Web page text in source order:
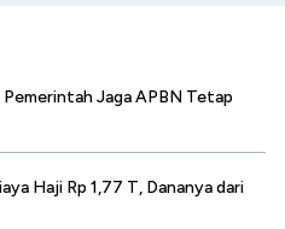
Jaga APBN Tetap
Haji Rp 1,77 T, Dananya dari